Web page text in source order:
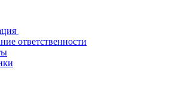
ответственности